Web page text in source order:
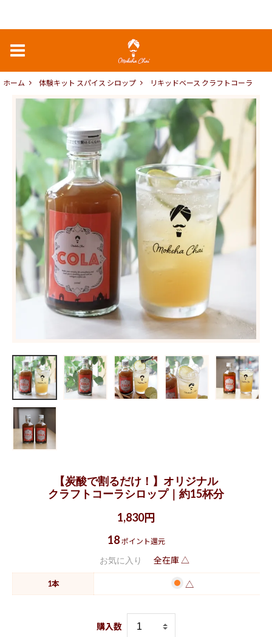
ホーム 体験キット スパイス シロップ リキッドベース クラフトコーラ
【炭酸で割るだけ！】オリジナル
クラフトコーラシロップ｜約15杯分
1,830円
18 ポイント還元
お気に入り 全在庫 △
1本 △
購入数